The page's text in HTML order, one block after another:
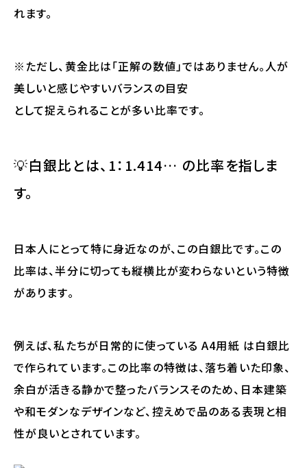
れます。
※ただし、黄金比は「正解の数値」ではありません。人が
美しいと感じやすいバランスの目安
として捉えられることが多い比率です。
💡白銀比とは、 1：1.414… の比率を指しま
す。
日本人にとって特に身近なのが、この白銀比です。この
比率は、半分に切っても縦横比が変わらないという特徴
があります。
例えば、私たちが日常的に使っている A4用紙 は白銀比
で作られています。この比率の特徴は、落ち着いた印象、
余白が活きる静かで整ったバランスそのため、日本建築
や和モダンなデザインなど、控えめで品のある表現と相
性が良いとされています。